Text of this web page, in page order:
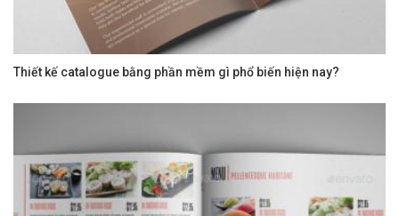
Thiết kế catalogue bằng phần mềm gì phổ biến hiện nay?